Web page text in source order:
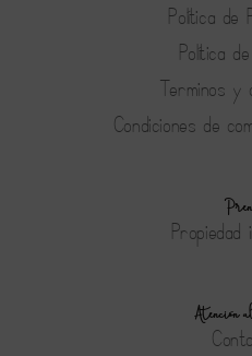
Política de
Política
Terminos y
Condiciones de
Propiedad
Atención